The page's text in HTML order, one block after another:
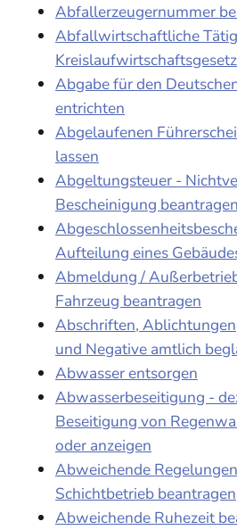
Abfallerzeugernummer
Abfallwirtschaftliche
Abgabe für den
entrichten
Abgelaufenen
lassen
Abgeltungsteuer -
Bescheinigung beantragen
Aufteilung eines
Abmeldung /
Fahrzeug beantragen
Abschriften,
und Negative amtlich
Abwasser entsorgen
Abwasserbeseitigung -
Beseitigung von
oder anzeigen
Abweichende
Schichtbetrieb beantragen
Abweichende Ruhezeit